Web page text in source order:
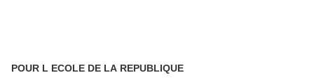
POUR L ECOLE DE LA REPUBLIQUE